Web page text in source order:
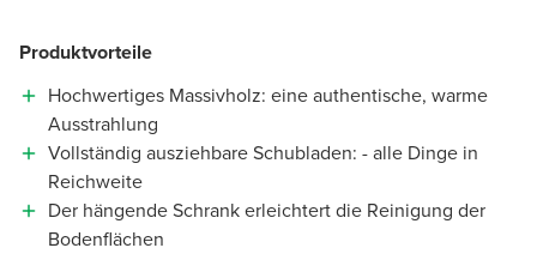
Produktvorteile
Hochwertiges Massivholz: eine authentische, warme
Ausstrahlung
Vollständig ausziehbare Schubladen: - alle Dinge in
Reichweite
Der hängende Schrank erleichtert die Reinigung der
Bodenflächen